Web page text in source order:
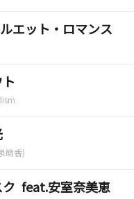
エット・ロマンス
萌香)
ク feat.安室奈美恵